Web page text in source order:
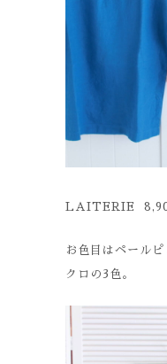
LAITERIE
お色目はペール
クロの3色。